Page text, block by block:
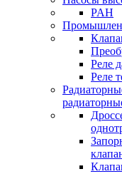
PAH
Реле
Реле